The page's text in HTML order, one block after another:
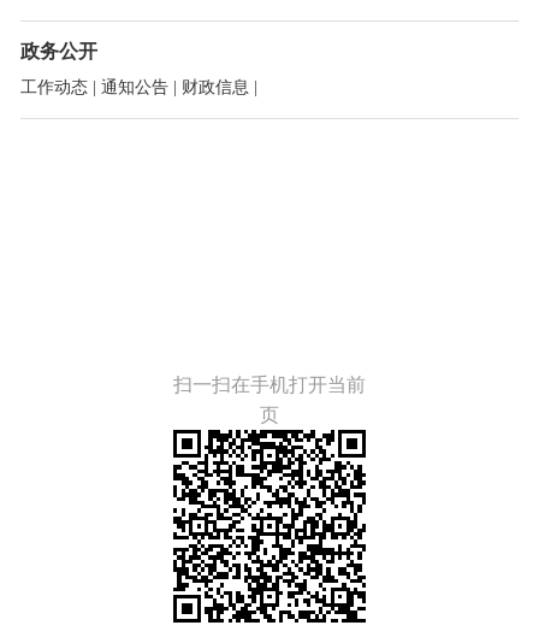
扫一扫在手机打开当前
页